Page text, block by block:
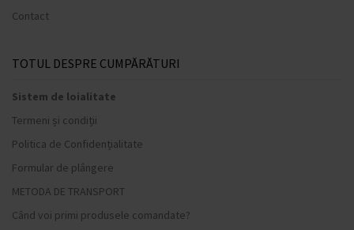
Contact
TOTUL DESPRE CUMPĂRĂTURI
Sistem de loialitate
Termeni și condiții
Politica de Confidențialitate
Formular de plângere
METODA DE TRANSPORT
Când voi primi produsele comandate?